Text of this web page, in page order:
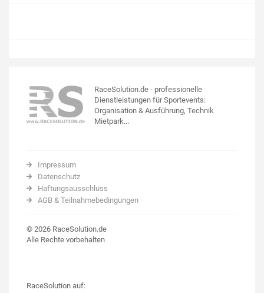
RaceSolution.de - professionelle
Dienstleistungen für Sportevents:
Organisation & Ausführung, Technik
Mietpark...
Impressum
Datenschutz
Haftungsausschluss
AGB & Teilnahmebedingungen
© 2026 RaceSolution.de
Alle Rechte vorbehalten
RaceSolution auf: